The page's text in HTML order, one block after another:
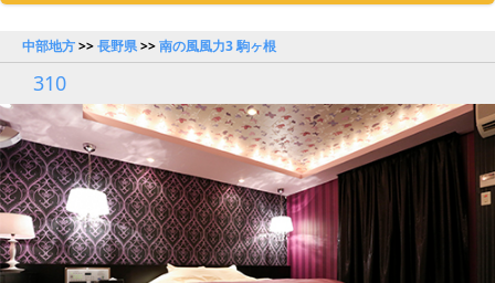
中部地方>>長野県>>南の風風力3 駒ヶ根
310